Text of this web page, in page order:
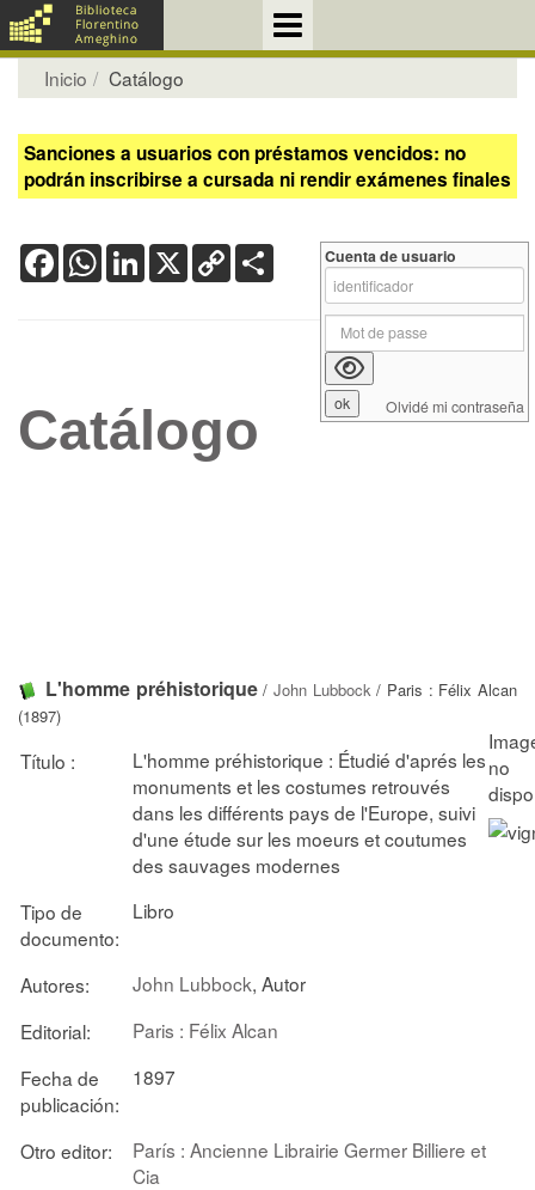
Inicio Catálogo
Sanciones a usuarios con préstamos vencidos: no
podrán inscribirse a cursada ni rendir exámenes finales
FacebookWhatsApp
LinkedIn
X Copy
Link
Catálogo
L'homme préhistorique/John Lubbock/ Paris : Félix Alcan
(1897)
Título :
L'homme préhistorique : Étudié d'aprés les
monuments et les costumes retrouvés
dans les différents pays de l'Europe, suivi
d'une étude sur les moeurs et coutumes
des sauvages modernes
Tipo de
documento:
Libro
Autores: John Lubbock, Autor
Editorial:
Paris : Félix Alcan
Fecha de
publicación:
1897
Otro editor:
París : Ancienne Librairie Germer Billiere et
Cia
Cuenta de usuario
Olvidé mi contraseña